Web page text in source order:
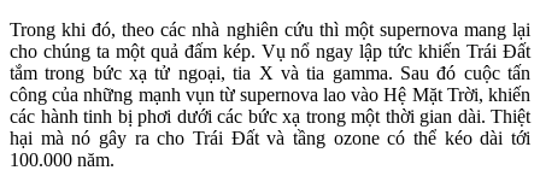
Trong khi đó, theo các nhà nghiên cứu thì một supernova mang lại
cho chúng ta một quả đấm kép. Vụ nổ ngay lập tức khiến Trái Đất
tắm trong bức xạ tử ngoại, tia X và tia gamma. Sau đó cuộc tấn
công của những mạnh vụn từ supernova lao vào Hệ Mặt Trời, khiến
các hành tinh bị phơi dưới các bức xạ trong một thời gian dài. Thiệt
hại mà nó gây ra cho Trái Đất và tầng ozone có thể kéo dài tới
100.000 năm.